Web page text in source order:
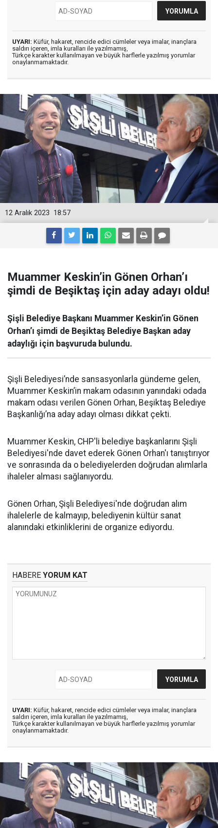
UYARI: Küfür, hakaret, rencide edici cümleler veya imalar, inançlara
saldırı içeren, imla kuralları ile yazılmamış,
Türkçe karakter kullanılmayan ve büyük harflerle yazılmış yorumlar
onaylanmamaktadır.
18:57
12 Aralık 2023
Muammer Keskin’in Gönen Orhan’ı
şimdi de Beşiktaş için aday adayı oldu!
Şişli Belediye Başkanı Muammer Keskin’in Gönen
Orhan’ı şimdi de Beşiktaş Belediye Başkan aday
adaylığı için başvuruda bulundu.
Şişli Belediyesi’nde sansasyonlarla gündeme gelen,
Muammer Keskin’in makam odasının yanındaki odada
makam odası verilen Gönen Orhan, Beşiktaş Belediye
Başkanlığı’na aday adayı olması dikkat çekti.
Muammer Keskin, CHP'li belediye başkanlarını Şişli
Belediyesi'nde davet ederek Gönen Orhan'ı tanıştırıyor
ve sonrasında da o belediyelerden doğrudan alımlarla
ihaleler alması sağlanıyordu.
Gönen Orhan, Şişli Belediyesi'nde doğrudan alım
ihalelerle de kalmayıp, belediyenin kültür sanat
alanındaki etkinliklerini de organize ediyordu.
HABERE YORUM KAT
UYARI: Küfür, hakaret, rencide edici cümleler veya imalar, inançlara
saldırı içeren, imla kuralları ile yazılmamış,
Türkçe karakter kullanılmayan ve büyük harflerle yazılmış yorumlar
onaylanmamaktadır.